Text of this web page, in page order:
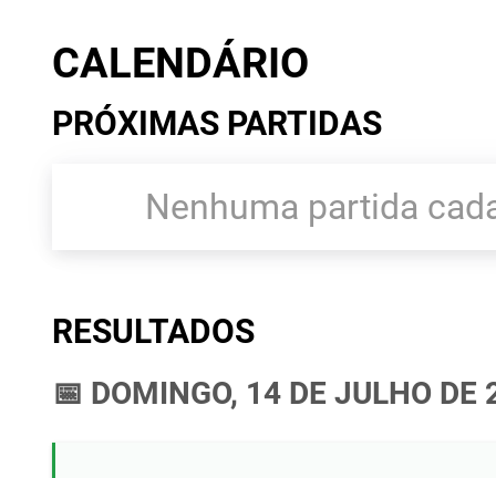
CALENDÁRIO
PRÓXIMAS PARTIDAS
Nenhuma partida
RESULTADOS
📅 DOMINGO, 14 DE JULHO DE